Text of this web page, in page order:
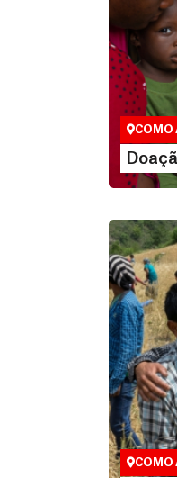
Doação
São as
que nos
vidas em
COMO
Você
maneiras,
valor que
COMO